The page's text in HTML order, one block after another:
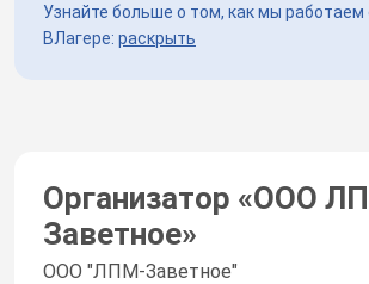
Узнайте больше о том, как мы работаем
ВЛагере: раскрыть
Организатор «ООО
Заветное»
ООО "ЛПМ-Заветное"